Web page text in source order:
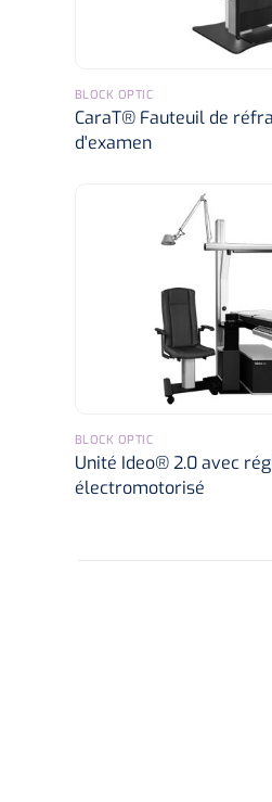
BLOCK OPTIC
CaraT® Fauteuil de
d'examen
BLOCK OPTIC
Unité Ideo® 2.0 avec
électromotorisé